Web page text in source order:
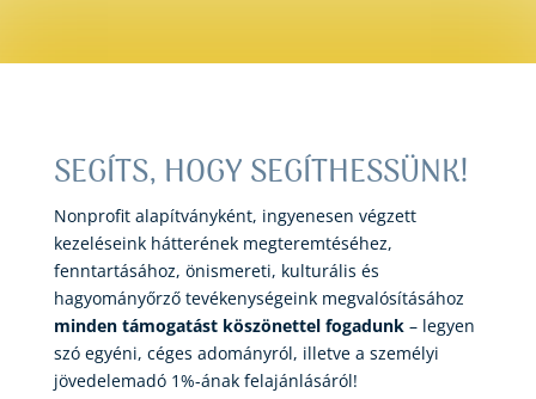
SEGÍTS, HOGY SEGÍTHESSÜNK!
Nonprofit alapítványként, ingyenesen végzett
kezeléseink hátterének megteremtéséhez,
fenntartásához, önismereti, kulturális és
hagyományőrző tevékenységeink megvalósításához
minden támogatást köszönettel fogadunk– legyen
szó egyéni, céges adományról, illetve a személyi
jövedelemadó 1%-ának felajánlásáról!